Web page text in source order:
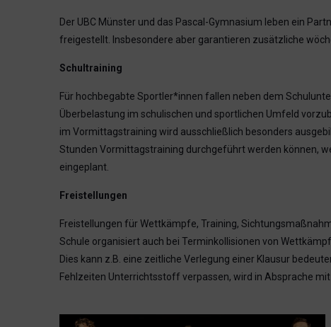
Der UBC Münster und das Pascal-Gymnasium leben ein
freigestellt. Insbesondere aber garantieren zusätzliche
Schultraining
Für hochbegabte Sportler*innen fallen neben dem
Überbelastung im schulischen und sportlichen Umfeld
im Vormittagstraining wird ausschließlich besonders
Stunden Vormittagstraining durchgeführt werden können,
eingeplant.
Freistellungen
Freistellungen für Wettkämpfe, Training,
Schule organisiert auch bei Terminkollisionen von
Dies kann z.B. eine zeitliche Verlegung einer Klausur
Fehlzeiten Unterrichtsstoff verpassen, wird in Absprache